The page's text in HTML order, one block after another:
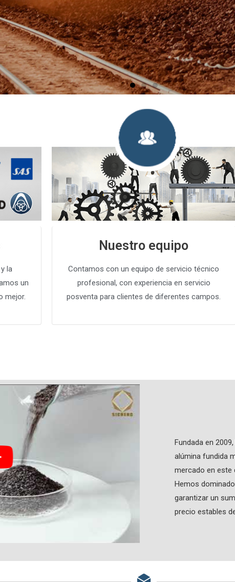
clientes abrasivos de corindón marrón de
atenderá de todo corazón!
la
un
mejor.
Nuestro equipo
Contamos con un equipo de servicio técnico
profesional, con experiencia en servicio
posventa para clientes de diferentes campos.
Fundada en
alúmina fundida
mercado en este
Hemos
garantizar un
precio estables